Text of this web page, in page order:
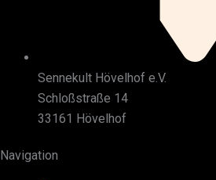
Sennekult Hövelhof e.V.
Schloßstraße 14
33161 Hövelhof
Navigation